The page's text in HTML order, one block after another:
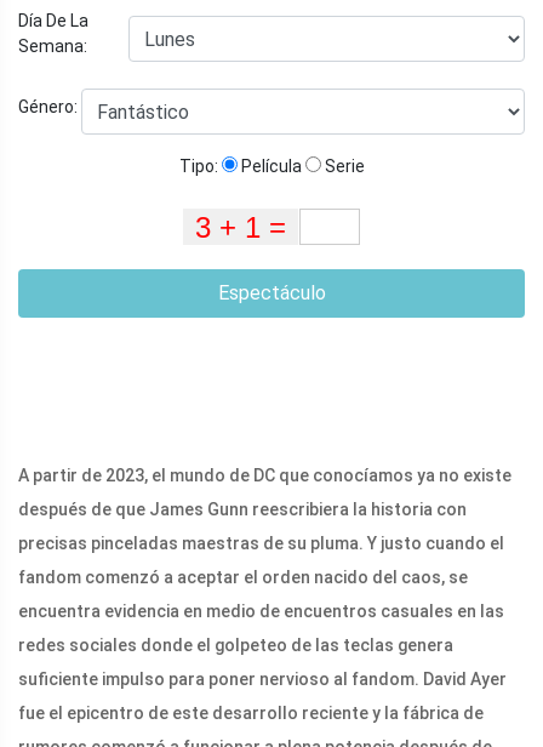
Día De La
Semana:
Género:
Tipo: Película Serie
Espectáculo
A partir de 2023, el mundo de DC que conocíamos ya no existe
después de que James Gunn reescribiera la historia con
precisas pinceladas maestras de su pluma. Y justo cuando el
fandom comenzó a aceptar el orden nacido del caos, se
encuentra evidencia en medio de encuentros casuales en las
redes sociales donde el golpeteo de las teclas genera
suficiente impulso para poner nervioso al fandom. David Ayer
fue el epicentro de este desarrollo reciente y la fábrica de